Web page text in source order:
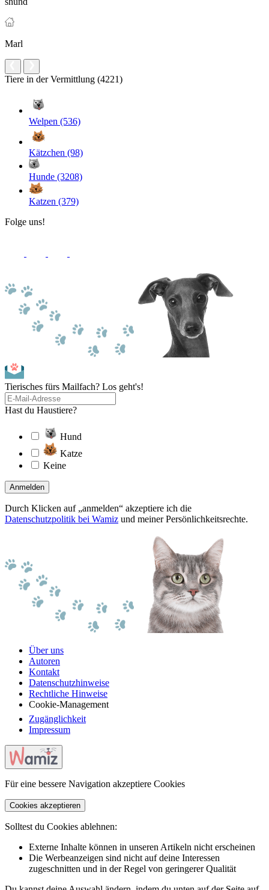
Marl
Tiere in der Vermittlung (4221)
Welpen (536)
Kätzchen (98)
Hunde (3208)
Katzen (379)
Folge uns!
Tierisches fürs Mailfach? Los geht's!
Hast du Haustiere?
Hund
Katze
Keine
Anmelden
Durch Klicken auf „anmelden“ akzeptiere ich die
Datenschutzpolitik bei Wamiz und meiner Persönlichkeitsrechte.
Über uns
Autoren
Kontakt
Datenschutzhinweise
Rechtliche Hinweise
Cookie-Management
Zugänglichkeit
Impressum
Für eine bessere Navigation akzeptiere Cookies
Cookies akzeptieren
Solltest du Cookies ablehnen:
Externe Inhalte können in unseren Artikeln nicht erscheinen
Die Werbeanzeigen sind nicht auf deine Interessen
zugeschnitten und in der Regel von geringerer Qualität